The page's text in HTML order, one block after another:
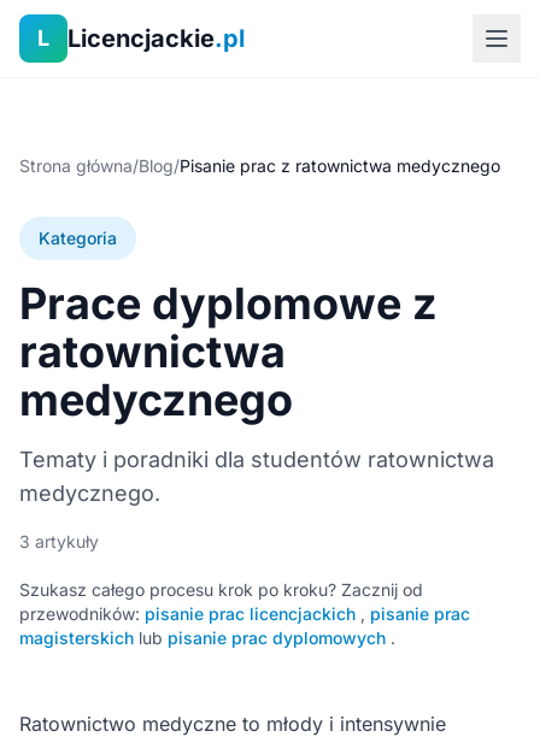
L Licencjackie.pl
Strona główna/Blog/Pisanie prac z ratownictwa medycznego
Kategoria
Prace dyplomowe z
ratownictwa
medycznego
Tematy i poradniki dla studentów ratownictwa
medycznego.
3 artykuły
Szukasz całego procesu krok po kroku? Zacznij od
przewodników: pisanie prac licencjackich , pisanie prac
magisterskich lub pisanie prac dyplomowych .
Ratownictwo medyczne to młody i intensywnie